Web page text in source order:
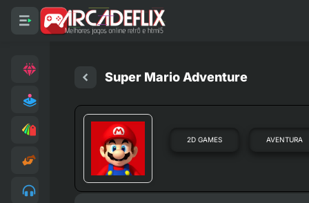
Super Mario Adventure
2D GAMES AVENTURA